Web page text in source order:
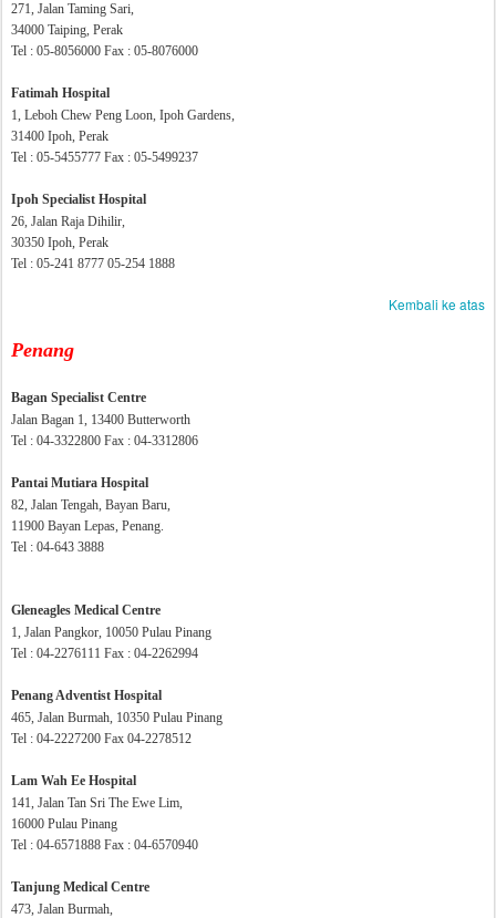
271, Jalan Taming Sari,
34000 Taiping, Perak
Tel : 05-8056000 Fax : 05-8076000
Fatimah Hospital
1, Leboh Chew Peng Loon, Ipoh Gardens,
31400 Ipoh, Perak
Tel : 05-5455777 Fax : 05-5499237
Ipoh Specialist Hospital
26, Jalan Raja Dihilir,
30350 Ipoh, Perak
Tel : 05-241 8777 05-254 1888
Kembali ke atas
Penang
Bagan Specialist Centre
Jalan Bagan 1, 13400 Butterworth
Tel : 04-3322800 Fax : 04-3312806
Pantai Mutiara Hospital
82, Jalan Tengah, Bayan Baru,
11900 Bayan Lepas, Penang.
Tel : 04-643 3888
Gleneagles Medical Centre
1, Jalan Pangkor, 10050 Pulau Pinang
Tel : 04-2276111 Fax : 04-2262994
Penang Adventist Hospital
465, Jalan Burmah, 10350 Pulau Pinang
Tel : 04-2227200 Fax 04-2278512
Lam Wah Ee Hospital
141, Jalan Tan Sri The Ewe Lim,
16000 Pulau Pinang
Tel : 04-6571888 Fax : 04-6570940
Tanjung Medical Centre
473, Jalan Burmah,